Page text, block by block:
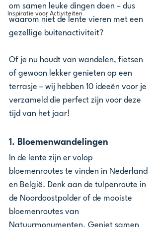
Inspiratie voor Activiteiten
om samen leuke dingen doen – dus
waarom niet de lente vieren met een
gezellige buitenactiviteit?
Of je nu houdt van wandelen, fietsen
of gewoon lekker genieten op een
terrasje – wij hebben 10 ideeën voor je
verzameld die perfect zijn voor deze
tijd van het jaar!
1. Bloemenwandelingen
In de lente zijn er volop
bloemenroutes te vinden in Nederland
en België. Denk aan de tulpenroute in
de Noordoostpolder of de mooiste
bloemenroutes van
Natuurmonumenten. Geniet samen